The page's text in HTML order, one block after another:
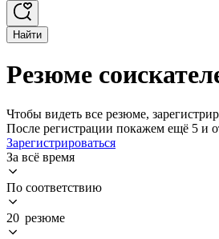
Найти
Резюме
Чтобы видеть все резюме,
После регистрации покажем ещё 5 и
Зарегистрироваться
За всё время
По соответствию
20 резюме